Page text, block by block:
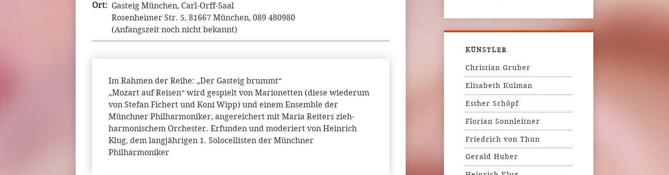
Ort: Gasteig München, Carl-Orff-Saal
Rosenheimer Str. 5, 81667 München, 089 480980
(Anfangszeit noch nicht bekannt)
Im Rahmen der Reihe: „Der Gasteig brummt“
„Mozart auf Reisen“ wird gespielt von Marionetten (diese wiederum
von Stefan Fichert und Koni Wipp) und einem Ensemble der
Münchner Philharmoniker, angereichert mit Maria Reiters zieh-
harmonischem Orchester. Erfunden und moderiert von Heinrich
Klug, dem langjährigen 1. Solocellisten der Münchner
Philharmoniker
KÜNSTLER
Christian Gruber
Elisabeth Kulman
Esther Schöpf
Florian Sonnleitner
Friedrich von Thun
Gerald Huber